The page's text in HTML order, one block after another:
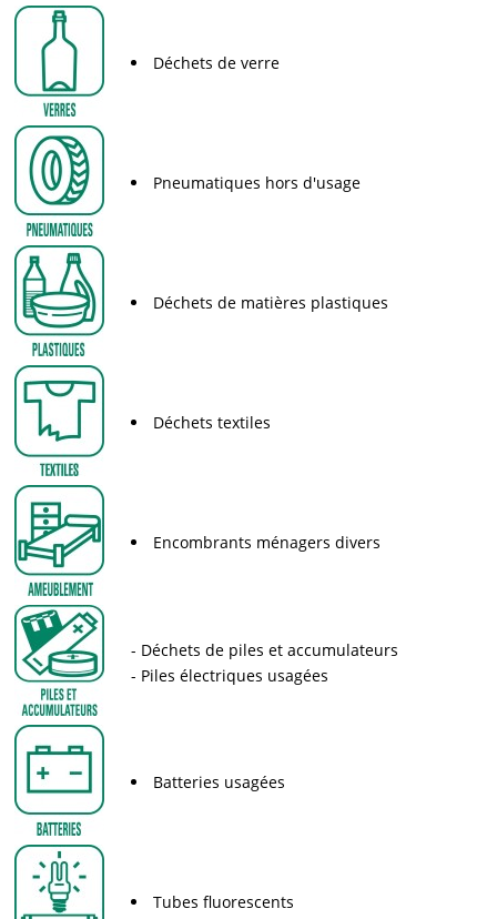
Déchets de verre
Pneumatiques hors d'usage
Déchets de matières plastiques
Déchets textiles
Encombrants ménagers divers
Déchets de piles et accumulateurs
Piles électriques usagées
Batteries usagées
Tubes fluorescents